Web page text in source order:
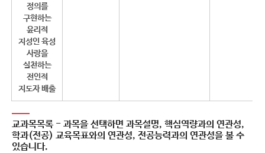
정의를
구현하는
윤리적
지성인 육성
사랑을
실천하는
전인적
지도자 배출
교과목목록- 과목을 선택하면 과목설명, 핵심역량과의 연관성,
학과(전공) 교육목표와의 연관성, 전공능력과의 연관성을 볼 수
있습니다.